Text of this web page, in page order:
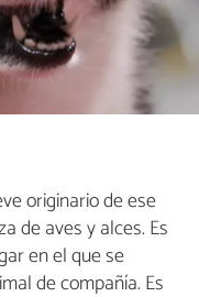
originario de ese
de aves y alces. Es
en el que se
de compañía. Es